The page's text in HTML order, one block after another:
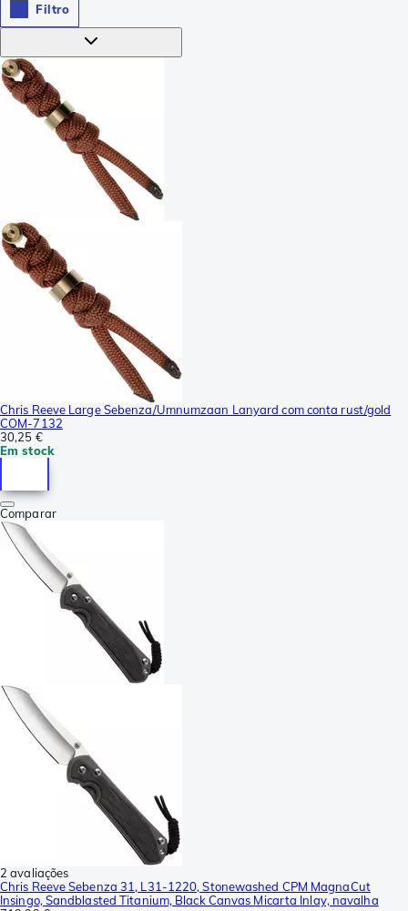
Filtro
Chris Reeve Large Sebenza/Umnumzaan Lanyard com conta rust/gold
COM-7132
30,25 €
Em stock
Comparar
2 avaliações
Chris Reeve Sebenza 31, L31-1220, Stonewashed CPM MagnaCut
Insingo, Sandblasted Titanium, Black Canvas Micarta Inlay, navalha